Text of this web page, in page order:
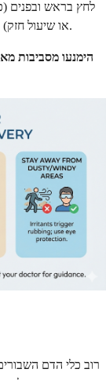
לחץ בראש ובפנים
או שיעול חזק) עלולות להפעיל לחץ על כלי הדם העדינים בעין.
הימנעו מסביבות